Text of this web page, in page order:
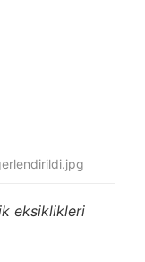
eksiklikleri